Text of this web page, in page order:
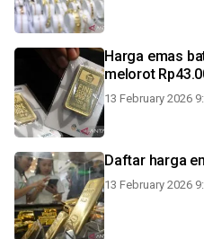
Harga emas
melorot
13 February 2026
Daftar harga
13 February 2026